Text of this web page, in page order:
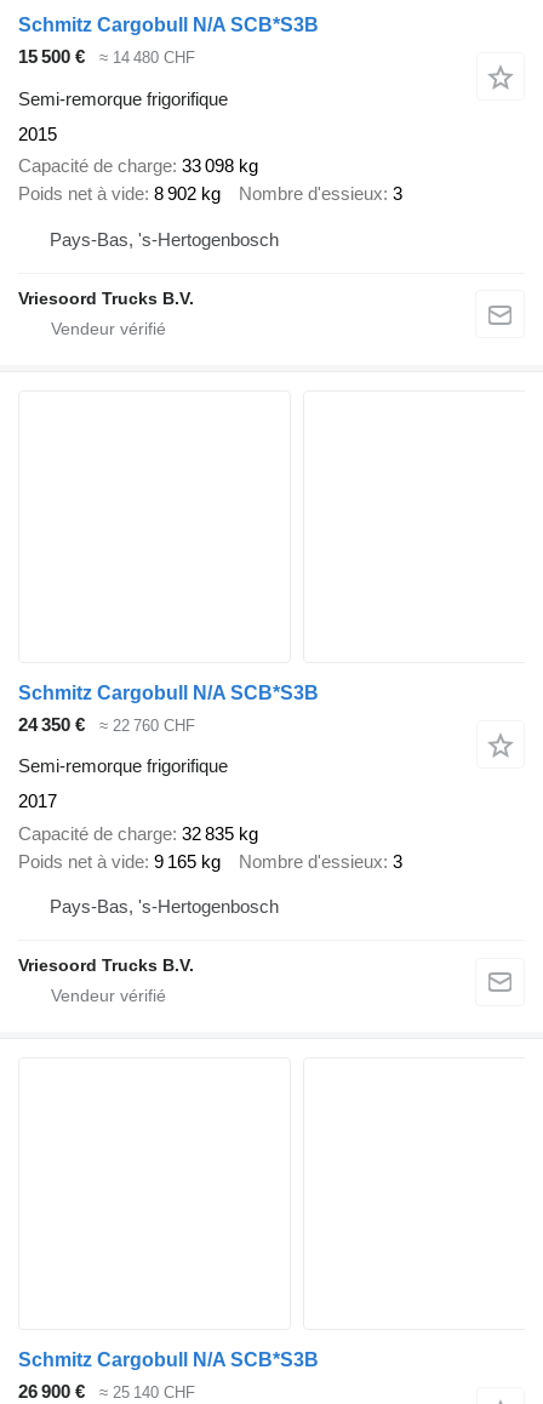
Schmitz Cargobull N/A SCB*S3B
15 500 €
≈ 14 480 CHF
Semi-remorque frigorifique
2015
Capacité de charge 33 098 kg
Poids net à vide 8 902 kg Nombre d'essieux 3
Pays-Bas, 's-Hertogenbosch
Vriesoord Trucks B.V.
Schmitz Cargobull N/A SCB*S3B
24 350 €
≈ 22 760 CHF
Semi-remorque frigorifique
2017
Capacité de charge 32 835 kg
Poids net à vide 9 165 kg Nombre d'essieux 3
Pays-Bas, 's-Hertogenbosch
Vriesoord Trucks B.V.
Schmitz Cargobull N/A SCB*S3B
26 900 €
≈ 25 140 CHF